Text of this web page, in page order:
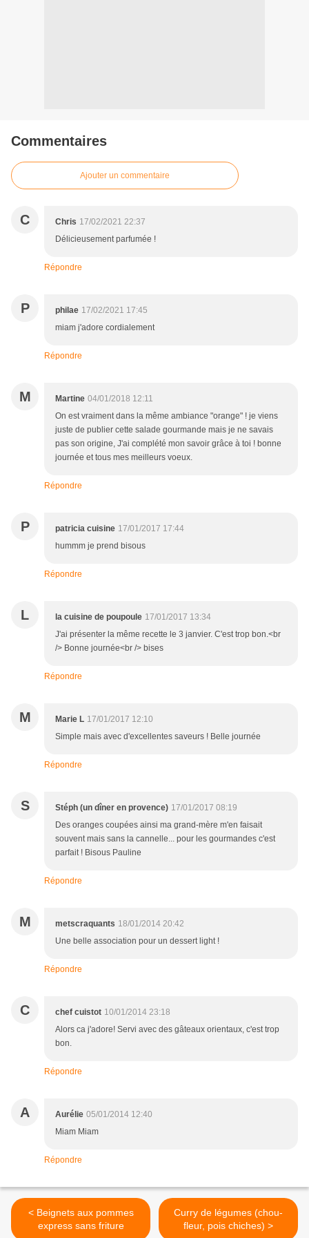
Commentaires
Ajouter un commentaire
C Chris 17/02/2021 22:37
Délicieusement parfumée !
Répondre
P philae 17/02/2021 17:45
miam j'adore cordialement
Répondre
M Martine 04/01/2018 12:11
On est vraiment dans la même ambiance "orange" ! je viens
juste de publier cette salade gourmande mais je ne savais
pas son origine, J'ai complété mon savoir grâce à toi ! bonne
journée et tous mes meilleurs voeux.
Répondre
P patricia cuisine 17/01/2017 17:44
hummm je prend bisous
Répondre
L la cuisine de poupoule 17/01/2017 13:34
J'ai présenter la même recette le 3 janvier. C'est trop bon.<br
/> Bonne journée<br /> bises
Répondre
M Marie L 17/01/2017 12:10
Simple mais avec d'excellentes saveurs ! Belle journée
Répondre
S Stéph (un dîner en provence) 17/01/2017 08:19
Des oranges coupées ainsi ma grand-mère m'en faisait
souvent mais sans la cannelle... pour les gourmandes c'est
parfait ! Bisous Pauline
Répondre
M metscraquants 18/01/2014 20:42
Une belle association pour un dessert light !
Répondre
C chef cuistot 10/01/2014 23:18
Alors ca j'adore! Servi avec des gâteaux orientaux, c'est trop
bon.
Répondre
A Aurélie 05/01/2014 12:40
Miam Miam
Répondre
< Beignets aux pommes
express sans friture
Curry de légumes (chou-
fleur, pois chiches) >